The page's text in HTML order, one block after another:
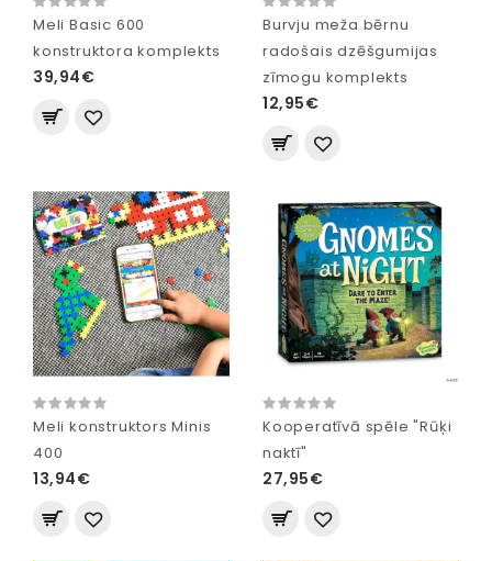
Meli Basic 600
konstruktora komplekts
39,94€
Burvju meža bērnu
radošais dzēšgumijas
zīmogu komplekts
12,95€
Meli konstruktors Minis
400
13,94€
Kooperatīvā spēle "Rūķi
naktī"
27,95€